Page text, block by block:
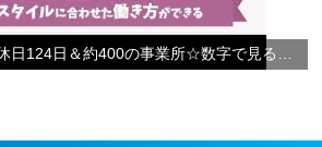
【会社紹介】☆年間休日124日＆約400の事業所☆数字で見るやさしい手